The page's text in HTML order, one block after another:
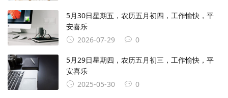
5月30日星期五，农历五月初四，工作愉快，平
安喜乐
2026-07-29
0
5月29日星期四，农历五月初三，工作愉快，平
安喜乐
2025-05-30
0